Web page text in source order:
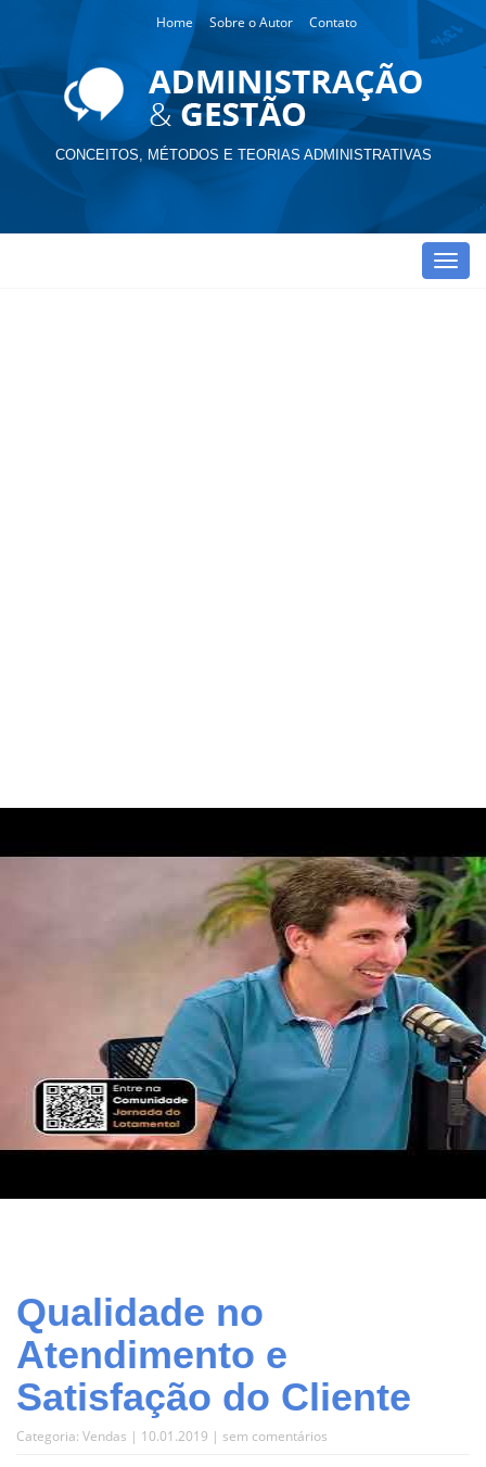
Home Sobre o Autor Contato
CONCEITOS, MÉTODOS E TEORIAS ADMINISTRATIVAS
Qualidade no
Atendimento e
Satisfação do Cliente
Categoria: Vendas | 10.01.2019 | sem comentários